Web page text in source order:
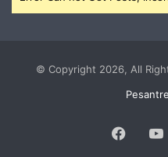
© Copyright 2026, All